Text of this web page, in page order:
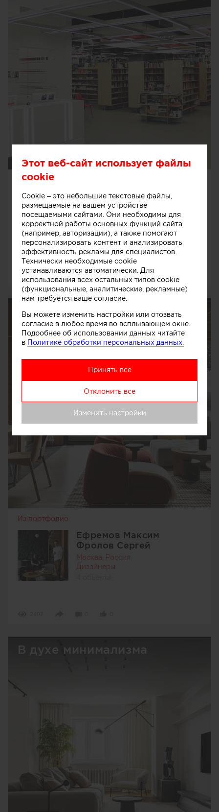
Из портфолио
Ефремов Максим
Фролов Сергей
Москва, Россия
Дизайнеры
4 объекта
Дом на Оке
Из портфолио
Ефремов Максим
Фролов Сергей
Москва, Россия
Дизайнеры
В духе минимализма
Этот веб-сайт использует файлы
cookie
Cookie – это небольшие текстовые файлы,
размещаемые на вашем устройстве
посещаемыми сайтами. Они необходимы для
корректной работы основных функций сайта
(например, авторизации), а также помогают
персонализировать контент и анализировать
эффективность рекламы для специалистов.
Технически необходимые cookie
устанавливаются автоматически. Для
использования всех остальных типов cookie
(функциональные, аналитические, рекламные)
нам требуется ваше согласие.
Вы можете изменить настройки или отозвать
согласие в любое время во всплывающем окне.
Подробнее об использовании данных читайте
в Политике обработки персональных данных.
Принять все
Отклонить все
Изменить настройки